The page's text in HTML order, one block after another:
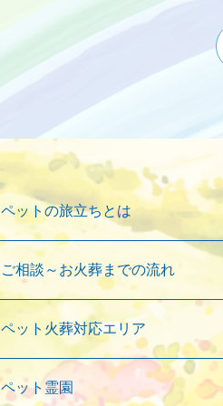
ペットの旅立ちとは
ご相談～お火葬までの流れ
ペット火葬対応エリア
ペット霊園